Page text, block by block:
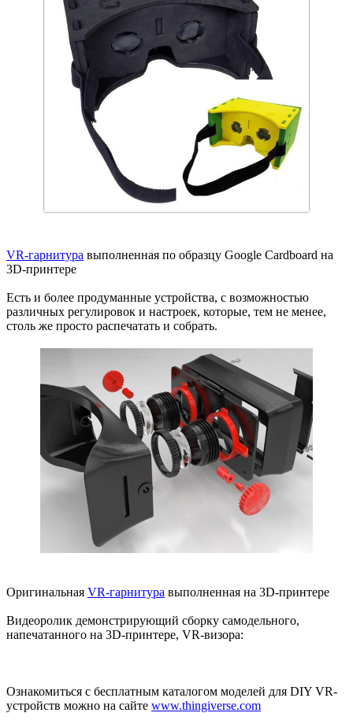
VR-гарнитура выполненная по образцу Google Cardboard на
3D-принтере
Есть и более продуманные устройства, с возможностью
различных регулировок и настроек, которые, тем не менее,
столь же просто распечатать и собрать.
Оригинальная VR-гарнитура выполненная на 3D-принтере
Видеоролик демонстрирующий сборку самодельного,
напечатанного на 3D-принтере, VR-визора:
Ознакомиться с бесплатным каталогом моделей для DIY VR-
устройств можно на сайте www.thingiverse.com